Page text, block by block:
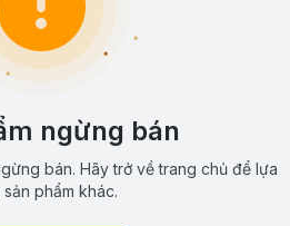
ngừng bán
bán. Hãy trở về trang chủ để lựa
phẩm khác.